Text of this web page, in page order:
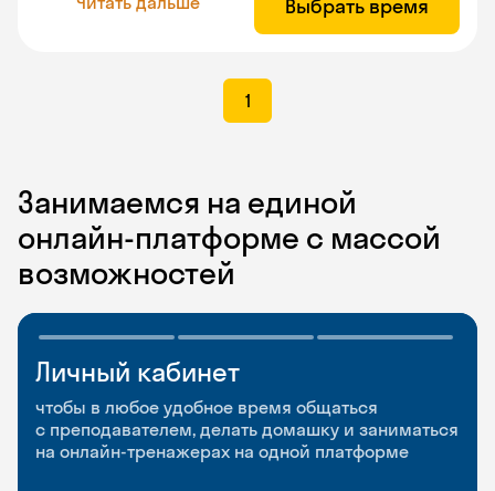
Выбрать время
1
Занимаемся на единой
онлайн-платформе с массой
возможностей
Личный кабинет
чтобы в любое удобное время общаться
с преподавателем, делать домашку и заниматься
на онлайн-тренажерах на одной платформе
Мобильное
приложение
чтобы заниматься и изучать новые слова где
и когда удобно
Разговорные клубы
и Talks
Групповые занятия для разговорной практики
и индивидуальные встречи с преподавателями